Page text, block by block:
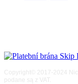
Copyright© 2017-2024
podane są z VAT.